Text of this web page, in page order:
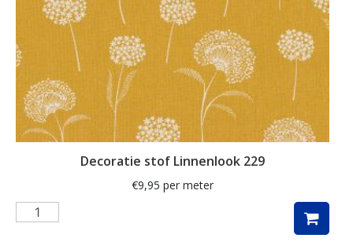
kaart
kabouter
kamille
kat
katoen
kerst
Decoratie stof Linnenlook 229
€9,95 per meter